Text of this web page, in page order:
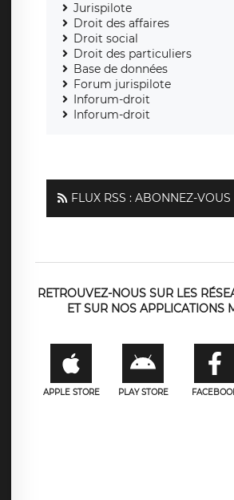
Jurispilote
Droit des affaires
Droit social
Droit des particuliers
Base de données
Forum jurispilote
Inforum-droit
Inforum-droit
FLUX RSS : ABONNEZ-VOUS
RETROUVEZ-NOUS SUR LES
ET SUR NOS APPLICATIONS
APPLE STORE PLAY STORE